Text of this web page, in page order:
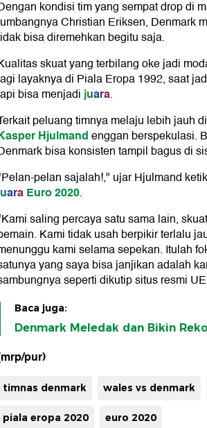
kondisi tim yang sempat drop di
Christian Eriksen, Denmark
bisa diremehkan begitu saja.
skuat yang terbilang oke jadi
layaknya di Piala Eropa 1992, saat
bisa menjadijuara.
peluang timnya melaju lebih jauh
Hjulmandenggan berspekulasi.
bisa konsisten tampil bagus di
pelan sajalah!," ujar Hjulmand
Euro 2020.
saling percaya satu sama lain,
Kami tidak usah berpikir terlalu
kami selama sepekan. Itulah
yang saya bisa janjikan adalah
seperti dikutip situs resmi
Baca juga:
Denmark Meledak dan Bikin
pur)
timnas denmark wales vs denmark
piala eropa 2020 euro 2020